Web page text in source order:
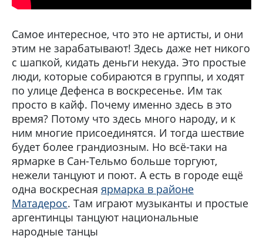
Самое интересное, что это не артисты, и они
этим не зарабатывают! Здесь даже нет никого
с шапкой, кидать деньги некуда. Это простые
люди, которые собираются в группы, и ходят
по улице Дефенса в воскресенье. Им так
просто в кайф. Почему именно здесь в это
время? Потому что здесь много народу, и к
ним многие присоединятся. И тогда шествие
будет более грандиозным. Но всё-таки на
ярмарке в Сан-Тельмо больше торгуют,
нежели танцуют и поют. А есть в городе ещё
одна воскресная ярмарка в районе
Матадерос. Там играют музыканты и простые
аргентинцы танцуют национальные
народные танцы